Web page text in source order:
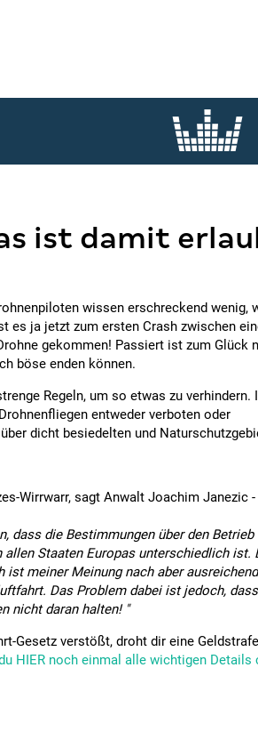
ist damit
wissen erschreckend wenig,
es ja jetzt zum ersten Crash zwischen
gekommen! Passiert ist zum Glück
böse enden können.
Regeln, um so etwas zu verhindern.
entweder verboten oder
dicht besiedelten und
Wirrwarr, sagt Anwalt Joachim Janezic
dass die Bestimmungen über den Betrieb
allen Staaten Europas unterschiedlich ist.
ist meiner Meinung nach aber
Das Problem dabei ist jedoch,
nicht daran halten! "
Gesetz verstößt, droht dir eine
HIER noch einmal alle wichtigen Details